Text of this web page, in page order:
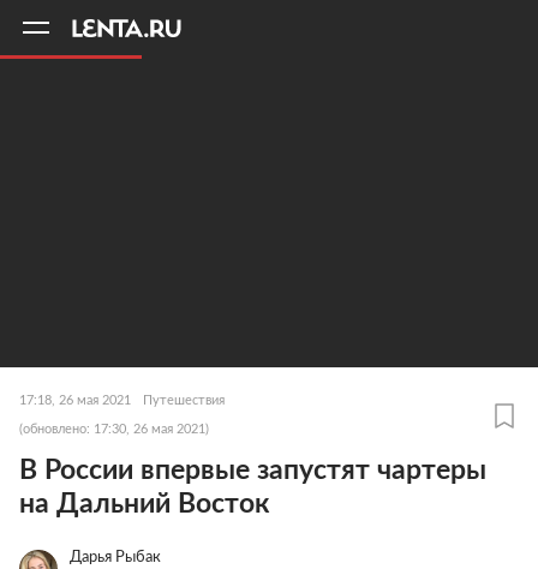
17:18, 26 мая 2021 Путешествия
(обновлено: 17:30, 26 мая 2021)
В России впервые запустят чартеры
на Дальний Восток
Дарья Рыбак